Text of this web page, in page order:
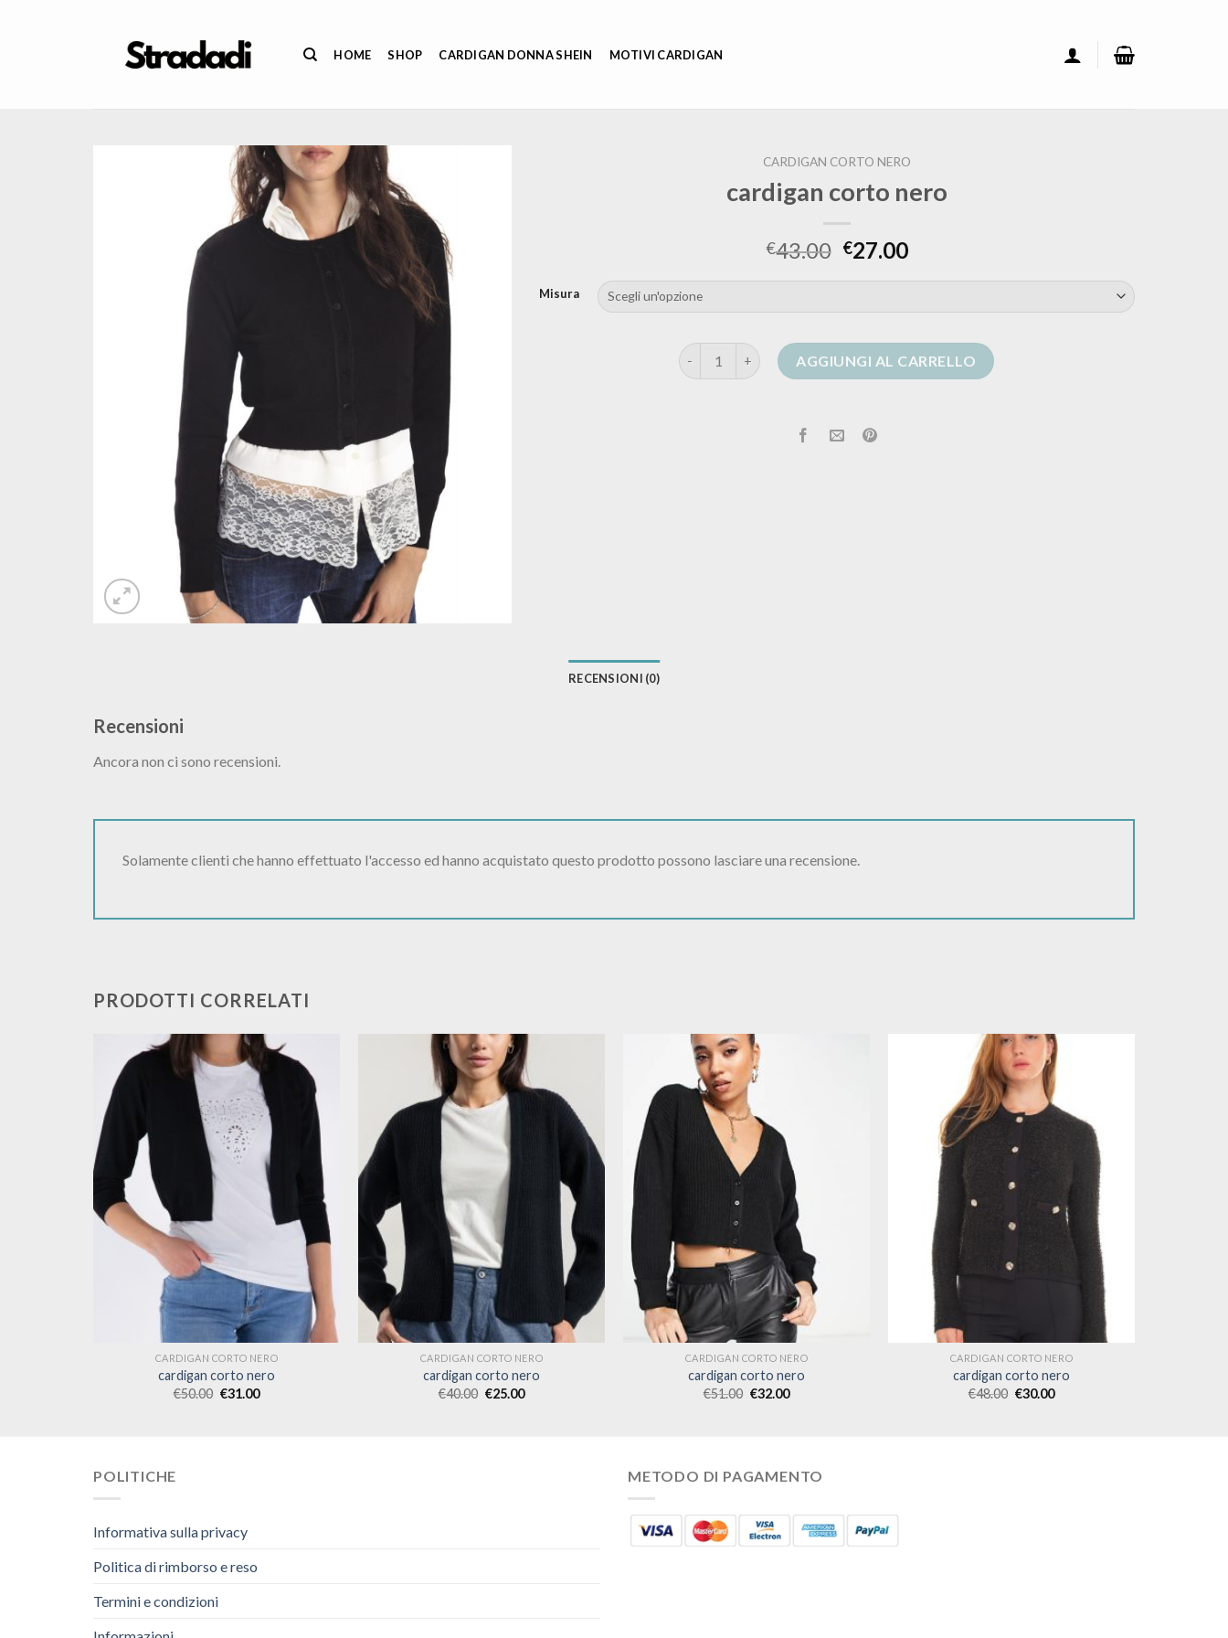
HOME SHOP CARDIGAN DONNA SHEIN MOTIVI CARDIGAN
CARDIGAN CORTO NERO
cardigan corto nero
€43.00 €27.00
Misura
cardigan corto nero quantitàAGGIUNGI AL CARRELLO
RECENSIONI (0)
Recensioni
Ancora non ci sono recensioni.
Solamente clienti che hanno effettuato l'accesso ed hanno acquistato questo prodotto possono lasciare una recensione.
PRODOTTI CORRELATI
CARDIGAN CORTO NERO
cardigan corto nero
€50.00 €31.00
CARDIGAN CORTO NERO
cardigan corto nero
€40.00 €25.00
CARDIGAN CORTO NERO
cardigan corto nero
€51.00 €32.00
CARDIGAN CORTO NERO
cardigan corto nero
€48.00 €30.00
POLITICHE
Informativa sulla privacy
Politica di rimborso e reso
Termini e condizioni
METODO DI PAGAMENTO